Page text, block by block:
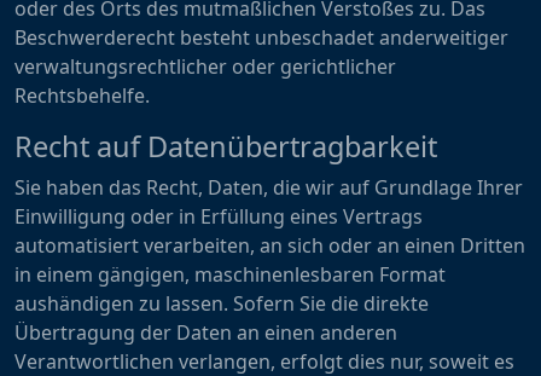
oder des Orts des mutmaßlichen Verstoßes zu. Das
Beschwerderecht besteht unbeschadet anderweitiger
verwaltungsrechtlicher oder gerichtlicher
Rechtsbehelfe.
Recht auf Daten­übertrag­barkeit
Sie haben das Recht, Daten, die wir auf Grundlage Ihrer
Einwilligung oder in Erfüllung eines Vertrags
automatisiert verarbeiten, an sich oder an einen Dritten
in einem gängigen, maschinenlesbaren Format
aushändigen zu lassen. Sofern Sie die direkte
Übertragung der Daten an einen anderen
Verantwortlichen verlangen, erfolgt dies nur, soweit es